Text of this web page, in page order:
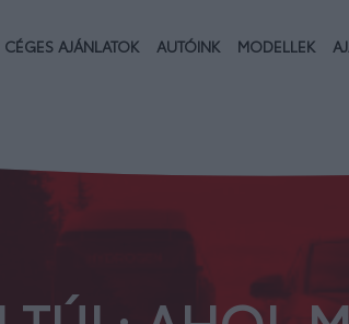
CÉGES AJÁNLATOK AUTÓINK MODELLEK